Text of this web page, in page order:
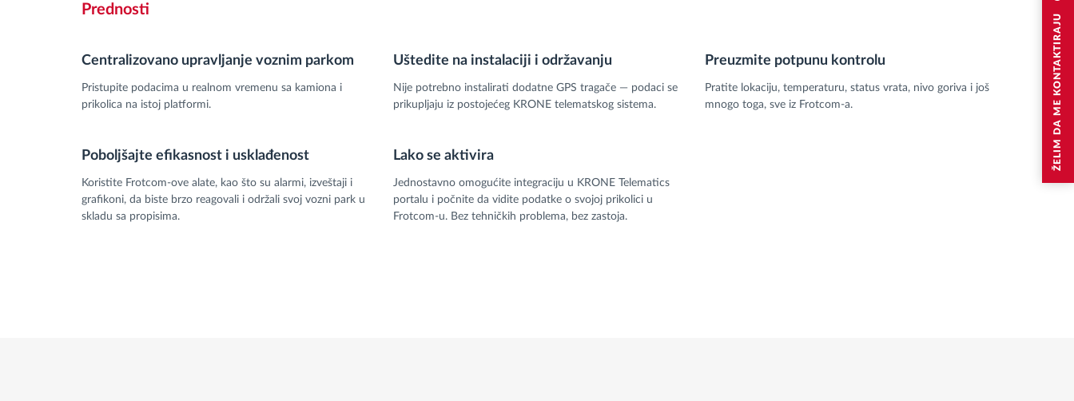
ŽELIM DA ME KONTAKTIRAJU
Prednosti
Centralizovano upravljanje voznim parkom
Pristupite podacima u realnom vremenu sa kamiona i
prikolica na istoj platformi.
Uštedite na instalaciji i održavanju
Nije potrebno instalirati dodatne GPS tragače — podaci se
prikupljaju iz postojećeg KRONE telematskog sistema.
Preuzmite potpunu kontrolu
Pratite lokaciju, temperaturu, status vrata, nivo goriva i još
mnogo toga, sve iz Frotcom-a.
Poboljšajte efikasnost i usklađenost
Koristite Frotcom-ove alate, kao što su alarmi, izveštaji i
grafikoni, da biste brzo reagovali i održali svoj vozni park u
skladu sa propisima.
Lako se aktivira
Jednostavno omogućite integraciju u KRONE Telematics
portalu i počnite da vidite podatke o svojoj prikolici u
Frotcom-u. Bez tehničkih problema, bez zastoja.